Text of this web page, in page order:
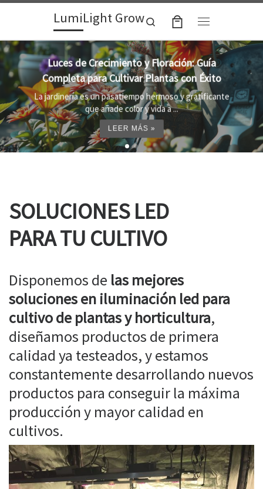
Skip to contentLumiLight Grow
Search
Lámparas para indoor: la clave para un
crecimiento óptimo de tus plantas
Al cultivar plantas en el interior, es importante
proporcionar el entorno adecuado ...
LEER MÁS »
SOLUCIONES LED
PARA TU CULTIVO
Disponemos de las mejores
soluciones en iluminación led para
cultivo de plantas y horticultura,
diseñamos productos de primera
calidad ya testeados, y estamos
constantemente desarrollando nuevos
productos para conseguir la máxima
producción y mayor calidad en
cultivos.